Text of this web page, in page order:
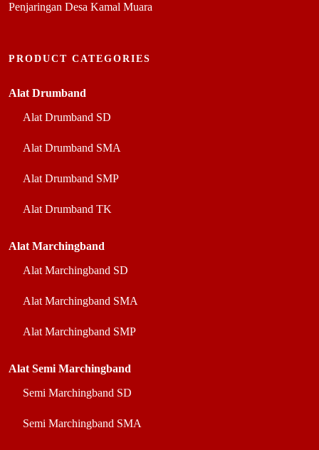
Penjaringan Desa Kamal Muara
PRODUCT CATEGORIES
Alat Drumband
Alat Drumband SD
Alat Drumband SMA
Alat Drumband SMP
Alat Drumband TK
Alat Marchingband
Alat Marchingband SD
Alat Marchingband SMA
Alat Marchingband SMP
Alat Semi Marchingband
Semi Marchingband SD
Semi Marchingband SMA